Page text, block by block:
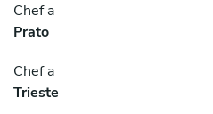
Chef a
Prato
Chef a
Trieste